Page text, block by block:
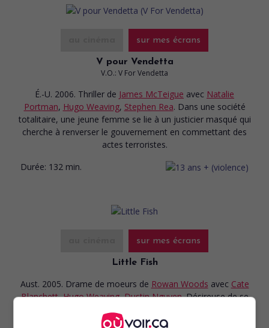
sur mes écrans
V pour Vendetta
V.O.: V For Vendetta
É.-U. 2006. Thriller de James McTeigue avec Natalie
Portman, Hugo Weaving, Stephen Rea. Dans une société
totalitaire, une jeune femme se lie à un justicier masqué qui
cherche à renverser le gouvernement en commettant des
actes terroristes.
Durée: 132 min.
sur mes écrans
Little Fish
Aust. 2005. Drame de moeurs de Rowan Woods avec Cate
Blanchett,Hugo Weaving,Dustin Nguyen. Désireuse de se
s'adonnent à toutes sortes d'activités illicites se bute à